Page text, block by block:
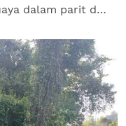
dalam parit di